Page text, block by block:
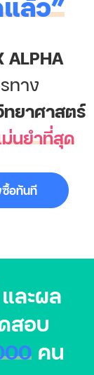
ALPHA
ทาง
ทยาศาสตร์
นยำที่สุด
อทันที
ละผล
สอบ
คน